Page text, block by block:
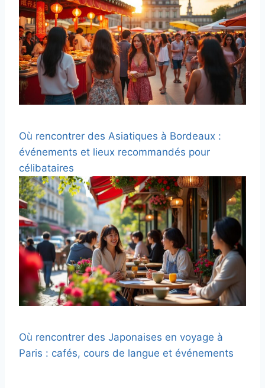
Où rencontrer des Asiatiques à Bordeaux :
événements et lieux recommandés pour
célibataires
Où rencontrer des Japonaises en voyage à
Paris : cafés, cours de langue et événements